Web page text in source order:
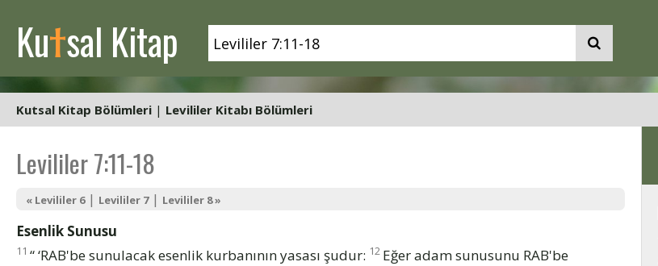
Kutsal Kitap
Kutsal Kitap Bölümleri | Levililer Kitabı Bölümleri
Levililer 7:11-18
« Levililer 6| Levililer 7| Levililer 8 »
Esenlik Sunusu
11 “ ‘RAB'be sunulacak esenlik kurbanının yasası şudur: 12 Eğer adam sunusunu RAB'be